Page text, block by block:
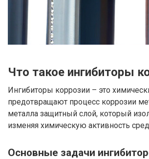
Что такое ингибиторы
Ингибиторы коррозии – это
предотвращают процесс коррозии
металла защитный слой, который
изменяя химическую активность
Основные задачи